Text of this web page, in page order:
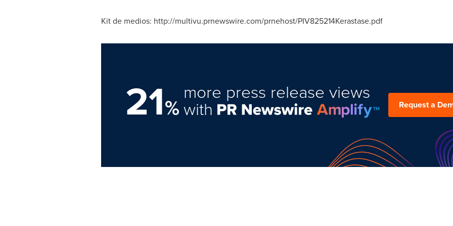
Kit demedios: http://multivu.prnewswire.com/prnehost/PIV825214Kerastase.pdf
21%
more press release views
with Request a